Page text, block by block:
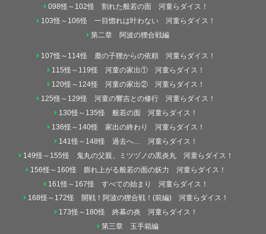
098怪～102怪 割れた般若の面 河童らダイス！
103怪～106怪 一目惚れは叶わない 河童らダイス！
第二章 阿波の狸合戦編
107怪～114怪 鹿の子狸からの依頼 河童らダイス！
115怪～119怪 河童の家出① 河童らダイス！
120怪～124怪 河童の家出② 河童らダイス！
125怪～129怪 河童の響吉との修行 河童らダイス！
130怪～135怪 般若の面 河童らダイス！
136怪～140怪 家出の終わり 河童らダイス！
141怪～148怪 過去へ… 河童らダイス！
149怪～155怪 鬼丸の父親、ミツヅノの黒炎丸 河童らダイス！
156怪～160怪 膨れ上がる般若の面の妖力 河童らダイス！
161怪～167怪 すべての始まり 河童らダイス！
168怪～172怪 開戦！阿波の狸合戦！(前編) 河童らダイス！
173怪～180怪 終幕の炎 河童らダイス！
第三章 玉手箱編